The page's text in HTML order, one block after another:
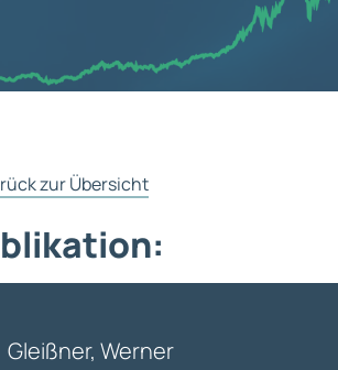
zur Übersicht
Gleißner, Werner